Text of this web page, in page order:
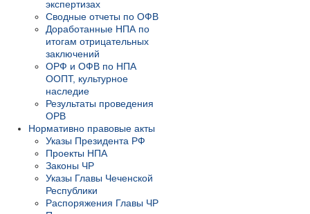
экспертизах
Сводные отчеты по ОФВ
Доработанные НПА по
итогам отрицательных
заключений
ОРФ и ОФВ по НПА
ООПТ, культурное
наследие
Результаты проведения
ОРВ
Нормативно правовые акты
Указы Президента РФ
Проекты НПА
Законы ЧР
Указы Главы Чеченской
Республики
Распоряжения Главы ЧР